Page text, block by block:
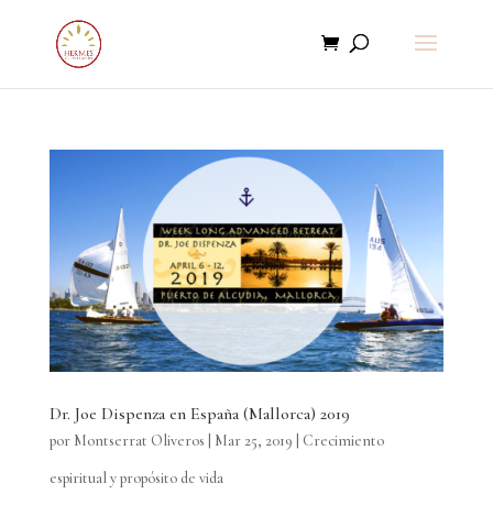
Dr. Joe Dispenza en España (Mallorca) 2019
por Montserrat Oliveros Mar 25, 2019
Crecimiento
espiritual y propósito de vida